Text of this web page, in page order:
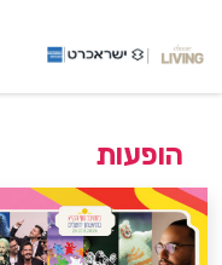
הופעות